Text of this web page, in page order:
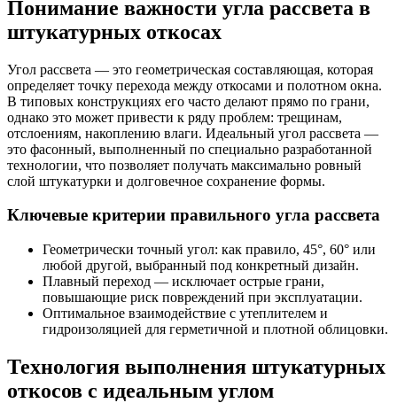
Понимание важности угла рассвета в
штукатурных откосах
Угол рассвета — это геометрическая составляющая, которая
определяет точку перехода между откосами и полотном окна.
В типовых конструкциях его часто делают прямо по грани,
однако это может привести к ряду проблем: трещинам,
отслоениям, накоплению влаги. Идеальный угол рассвета —
это фасонный, выполненный по специально разработанной
технологии, что позволяет получать максимально ровный
слой штукатурки и долговечное сохранение формы.
Ключевые критерии правильного угла рассвета
Геометрически точный угол: как правило, 45°, 60° или
любой другой, выбранный под конкретный дизайн.
Плавный переход — исключает острые грани,
повышающие риск повреждений при эксплуатации.
Оптимальное взаимодействие с утеплителем и
гидроизоляцией для герметичной и плотной облицовки.
Технология выполнения штукатурных
откосов с идеальным углом